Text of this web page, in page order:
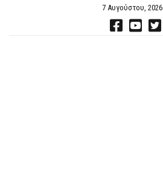
7 Αυγούστου, 2026